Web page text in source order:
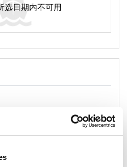
个轻松有趣冒险的门户。从这里出
冒险的简单旅程。安达曼海的碧蓝
旅行者，天信码头为您打开通往邦
人的
一辆皮卡车。每天只需150泰铢，您
或者向
进发。普吉还是甲米？
验钟拉码头和马诺码头的魅力，这
选日期内不可用
Ratsada, Mueang Phuket District,